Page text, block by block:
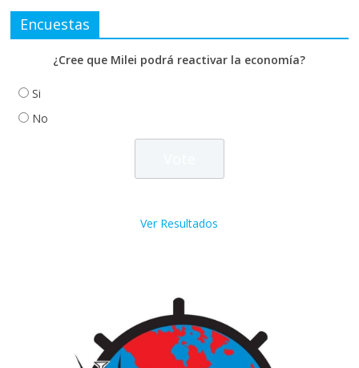
Encuestas
¿Cree que Milei podrá reactivar la economía?
Si
No
Ver Resultados